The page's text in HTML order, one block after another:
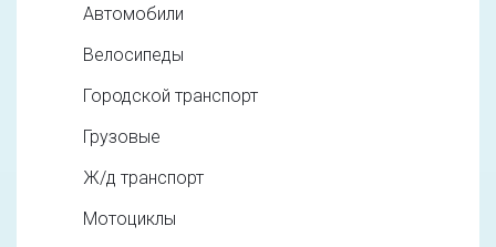
Автомобили
Велосипеды
Городской транспорт
Грузовые
Ж/д транспорт
Мотоциклы